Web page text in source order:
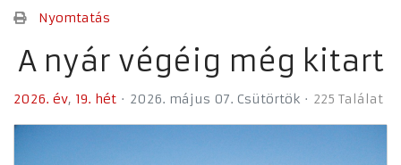
Nyomtatás
A nyár végéig még kitart
2026. év 19. hét 2026. május 07. Csütörtök 225 Találat